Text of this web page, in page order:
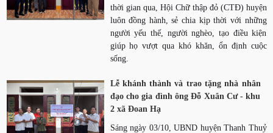
thời gian qua, Hội Chữ thập đỏ (CTĐ) huyện
luôn đồng hành, sẻ chia kịp thời với những
người yếu thế, người nghèo, tạo điều kiện
giúp họ vượt qua khó khăn, ổn định cuộc
sống.
Lễ khánh thành và trao tặng nhà nhân
đạo cho gia đình ông Đỗ Xuân Cư - khu
2 xã Đoan Hạ
Sáng ngày 03/10, UBND huyện Thanh Thuỷ